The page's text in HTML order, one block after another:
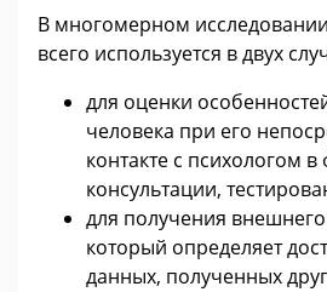
В многомерном
всего используется в двух
для оценки
человека при его
контакте с психологом
консультации,
для получения
который определяет
данных, полученных